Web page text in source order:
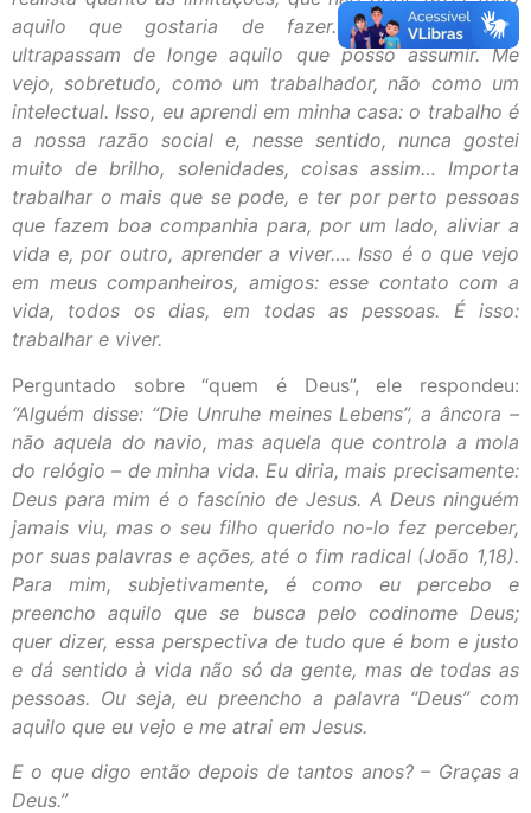
aquilo que gostaria de fazer. Meus interesses
ultrapassam de longe aquilo que posso assumir. Me
vejo, sobretudo, como um trabalhador, não como um
intelectual. Isso, eu aprendi em minha casa: o trabalho é
a nossa razão social e, nesse sentido, nunca gostei
muito de brilho, solenidades, coisas assim… Importa
trabalhar o mais que se pode, e ter por perto pessoas
que fazem boa companhia para, por um lado, aliviar a
vida e, por outro, aprender a viver…. Isso é o que vejo
em meus companheiros, amigos: esse contato com a
vida, todos os dias, em todas as pessoas. É isso:
trabalhar e viver.
Perguntado sobre “quem é Deus”, ele respondeu:
“Alguém disse: “Die Unruhe meines Lebens”, a âncora –
não aquela do navio, mas aquela que controla a mola
do relógio – de minha vida. Eu diria, mais precisamente:
Deus para mim é o fascínio de Jesus. A Deus ninguém
jamais viu, mas o seu filho querido no-lo fez perceber,
por suas palavras e ações, até o fim radical (João 1,18).
Para mim, subjetivamente, é como eu percebo e
preencho aquilo que se busca pelo codinome Deus;
quer dizer, essa perspectiva de tudo que é bom e justo
e dá sentido à vida não só da gente, mas de todas as
pessoas. Ou seja, eu preencho a palavra “Deus” com
aquilo que eu vejo e me atrai em Jesus.
E o que digo então depois de tantos anos? – Graças a
Deus.”